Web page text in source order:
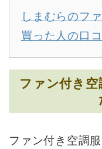
しまむらのフ
買った人の口
ファン付き
ファン付き空調